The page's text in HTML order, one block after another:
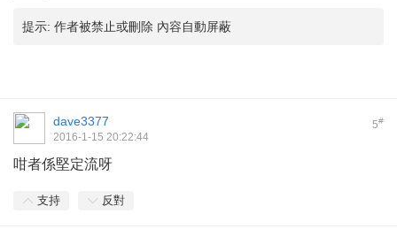
提示: 作者被禁止或刪除 內容自動屏蔽
5#
dave3377
2016-1-15 20:22:44
咁者係堅定流呀
支持 反對